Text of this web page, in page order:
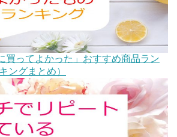
買ってよかった」おすすめ商品ラン
ングまとめ）